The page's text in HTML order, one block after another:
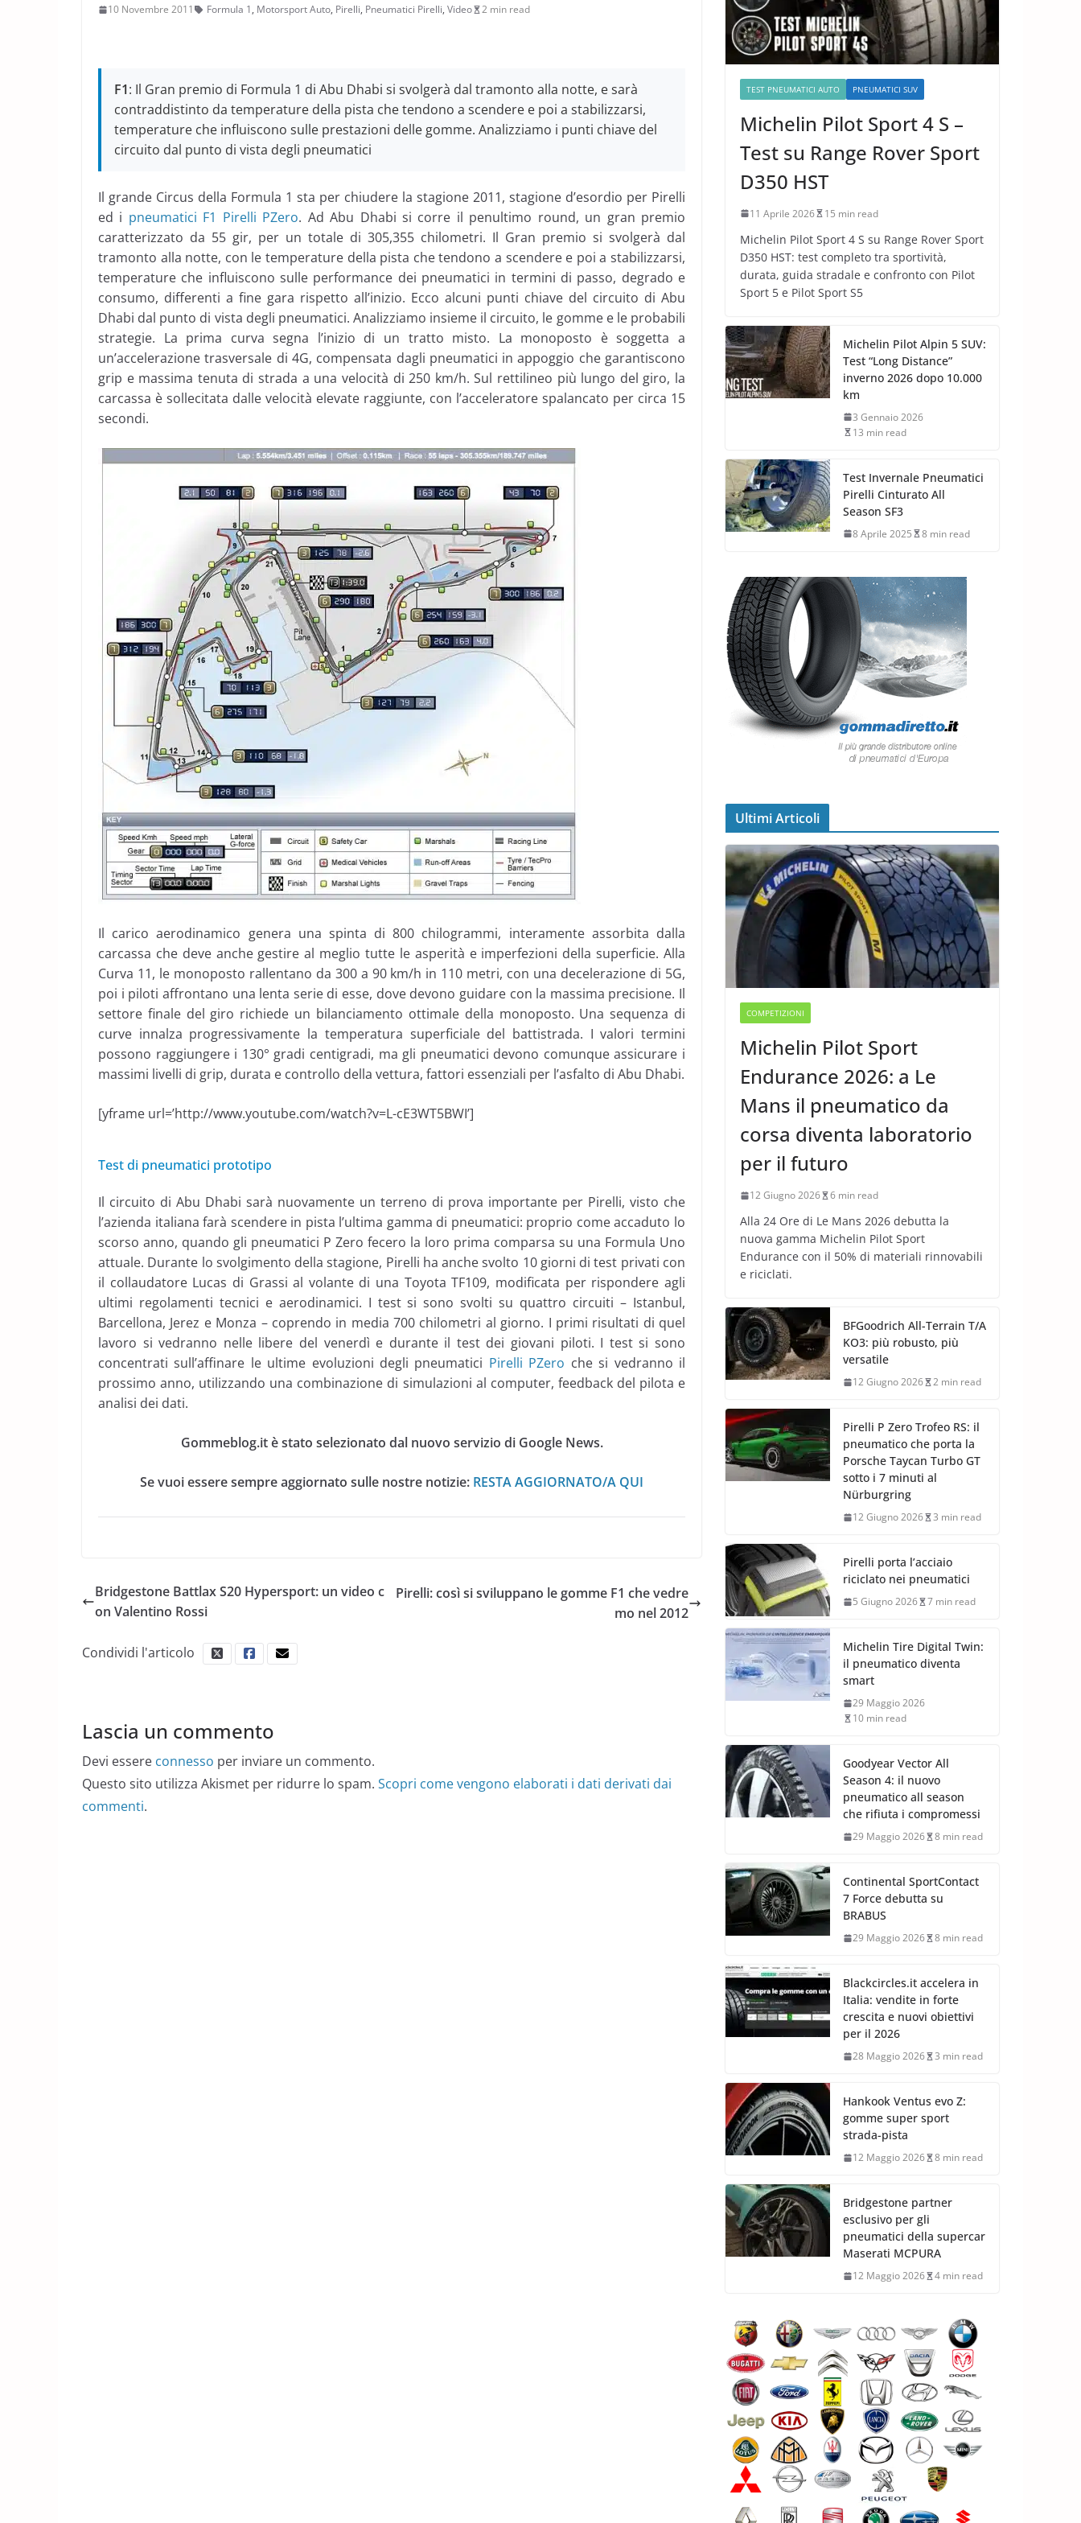
10 Novembre 2011 Formula 1, Motorsport Auto, Pirelli, Pneumatici Pirelli, Video 2 min read
F1: Il Gran premio di Formula 1 di Abu Dhabi si svolgerà dal tramonto alla notte, e sarà
contraddistinto da temperature della pista che tendono a scendere e poi a stabilizzarsi,
temperature che influiscono sulle prestazioni delle gomme. Analizziamo i punti chiave del
circuito dal punto di vista degli pneumatici
Il grande Circus della Formula 1 sta per chiudere la stagione 2011, stagione d’esordio per Pirelli
ed i pneumatici F1 Pirelli PZero. Ad Abu Dhabi si corre il penultimo round, un gran premio
caratterizzato da 55 gir, per un totale di 305,355 chilometri. Il Gran premio si svolgerà dal
tramonto alla notte, con le temperature della pista che tendono a scendere e poi a stabilizzarsi,
temperature che influiscono sulle performance dei pneumatici in termini di passo, degrado e
consumo, differenti a fine gara rispetto all’inizio. Ecco alcuni punti chiave del circuito di Abu
Dhabi dal punto di vista degli pneumatici. Analizziamo insieme il circuito, le gomme e le probabili
strategie. La prima curva segna l’inizio di un tratto misto. La monoposto è soggetta a
un’accelerazione trasversale di 4G, compensata dagli pneumatici in appoggio che garantiscono
grip e massima tenuta di strada a una velocità di 250 km/h. Sul rettilineo più lungo del giro, la
carcassa è sollecitata dalle velocità elevate raggiunte, con l’acceleratore spalancato per circa 15
secondi.
Il carico aerodinamico genera una spinta di 800 chilogrammi, interamente assorbita dalla
carcassa che deve anche gestire al meglio tutte le asperità e imperfezioni della superficie. Alla
Curva 11, le monoposto rallentano da 300 a 90 km/h in 110 metri, con una decelerazione di 5G,
poi i piloti affrontano una lenta serie di esse, dove devono guidare con la massima precisione. Il
settore finale del giro richiede un bilanciamento ottimale della monoposto. Una sequenza di
curve innalza progressivamente la temperatura superficiale del battistrada. I valori termini
possono raggiungere i 130° gradi centigradi, ma gli pneumatici devono comunque assicurare i
massimi livelli di grip, durata e controllo della vettura, fattori essenziali per l’asfalto di Abu Dhabi.
[yframe url=’http://www.youtube.com/watch?v=L-cE3WT5BWI’]
Test di pneumatici prototipo
Il circuito di Abu Dhabi sarà nuovamente un terreno di prova importante per Pirelli, visto che
l’azienda italiana farà scendere in pista l’ultima gamma di pneumatici: proprio come accaduto lo
scorso anno, quando gli pneumatici P Zero fecero la loro prima comparsa su una Formula Uno
attuale. Durante lo svolgimento della stagione, Pirelli ha anche svolto 10 giorni di test privati con
il collaudatore Lucas di Grassi al volante di una Toyota TF109, modificata per rispondere agli
ultimi regolamenti tecnici e aerodinamici. I test si sono svolti su quattro circuiti – Istanbul,
Barcellona, Jerez e Monza – coprendo in media 700 chilometri al giorno. I primi risultati di quel
lavoro si vedranno nelle libere del venerdì e durante il test dei giovani piloti. I test si sono
concentrati sull’affinare le ultime evoluzioni degli pneumatici Pirelli PZero che si vedranno il
prossimo anno, utilizzando una combinazione di simulazioni al computer, feedback del pilota e
analisi dei dati.
Gommeblog.it è stato selezionato dal nuovo servizio di Google News.
Se vuoi essere sempre aggiornato sulle nostre notizie: RESTA AGGIORNATO/A QUI
Bridgestone Battlax S20 Hypersport: un video c
on Valentino Rossi
Pirelli: così si sviluppano le gomme F1 che vedre
mo nel 2012
Condividi l'articolo
Lascia un commento
Devi essere connesso per inviare un commento.
Questo sito utilizza Akismet per ridurre lo spam. Scopri come vengono elaborati i dati derivati dai
commenti.
TEST PNEUMATICI AUTO PNEUMATICI SUV
Michelin Pilot Sport 4 S –
Test su Range Rover Sport
D350 HST
11 Aprile 2026 15 min read
Michelin Pilot Sport 4 S su Range Rover Sport
D350 HST: test completo tra sportività,
durata, guida stradale e confronto con Pilot
Sport 5 e Pilot Sport S5
Michelin Pilot Alpin 5 SUV:
Test “Long Distance”
inverno 2026 dopo 10.000
km
3 Gennaio 2026
13 min read
Test Invernale Pneumatici
Pirelli Cinturato All
Season SF3
8 Aprile 2025 8 min read
Ultimi Articoli
COMPETIZIONI
Michelin Pilot Sport
Endurance 2026: a Le
Mans il pneumatico da
corsa diventa laboratorio
per il futuro
12 Giugno 2026 6 min read
Alla 24 Ore di Le Mans 2026 debutta la
nuova gamma Michelin Pilot Sport
Endurance con il 50% di materiali rinnovabili
e riciclati.
BFGoodrich All-Terrain T/A
KO3: più robusto, più
versatile
12 Giugno 2026 2 min read
Pirelli P Zero Trofeo RS: il
pneumatico che porta la
Porsche Taycan Turbo GT
sotto i 7 minuti al
Nürburgring
12 Giugno 2026 3 min read
Pirelli porta l’acciaio
riciclato nei pneumatici
5 Giugno 2026 7 min read
Michelin Tire Digital Twin:
il pneumatico diventa
smart
29 Maggio 2026
10 min read
Goodyear Vector All
Season 4: il nuovo
pneumatico all season
che rifiuta i compromessi
29 Maggio 2026 8 min read
Continental SportContact
7 Force debutta su
BRABUS
29 Maggio 2026 8 min read
Blackcircles.it accelera in
Italia: vendite in forte
crescita e nuovi obiettivi
per il 2026
28 Maggio 2026 3 min read
Hankook Ventus evo Z:
gomme super sport
strada-pista
12 Maggio 2026 8 min read
Bridgestone partner
esclusivo per gli
pneumatici della supercar
Maserati MCPURA
12 Maggio 2026 4 min read